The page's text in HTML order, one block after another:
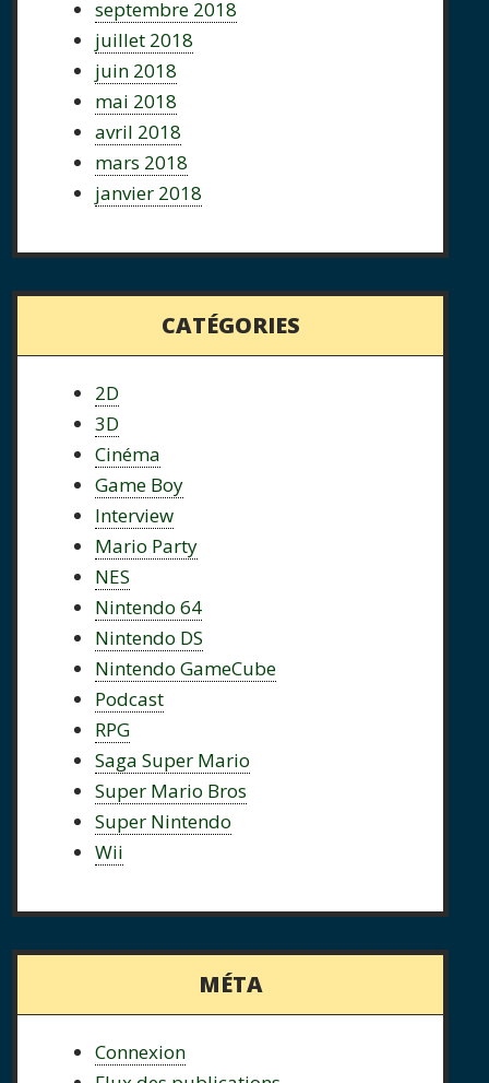
septembre 2018
juillet 2018
juin 2018
mai 2018
avril 2018
mars 2018
janvier 2018
CATÉGORIES
2D
3D
Cinéma
Game Boy
Interview
Mario Party
NES
Nintendo 64
Nintendo DS
Nintendo GameCube
Podcast
RPG
Saga Super Mario
Super Mario Bros
Super Nintendo
Wii
MÉTA
Connexion